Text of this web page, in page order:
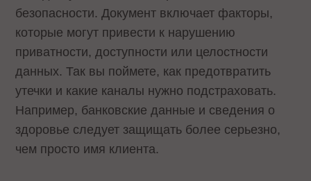
безопасности. Документ включает факторы,
которые могут привести к нарушению
приватности, доступности или целостности
данных. Так вы поймете, как предотвратить
утечки и какие каналы нужно подстраховать.
Например, банковские данные и сведения о
здоровье следует защищать более серьезно,
чем просто имя клиента.